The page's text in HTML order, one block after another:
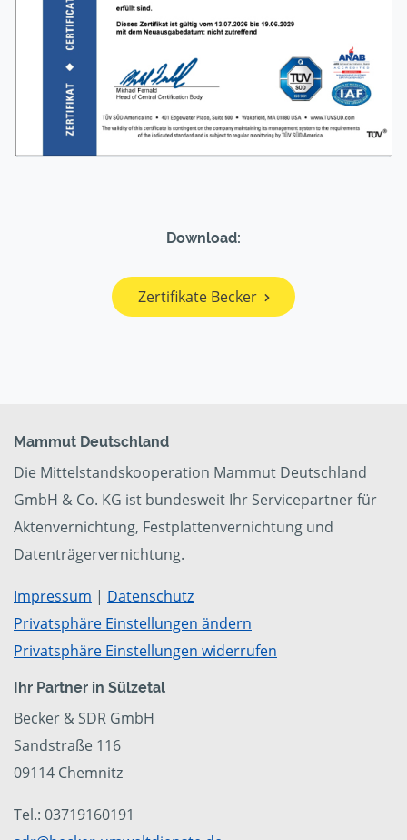
Download:
Zertifikate Becker
Mammut Deutschland
Die Mittelstandskooperation Mammut Deutschland
GmbH & Co. KG ist bundesweit Ihr Servicepartner für
Aktenvernichtung, Festplattenvernichtung und
Datenträgervernichtung.
Impressum | Datenschutz
Privatsphäre Einstellungen ändern
Privatsphäre Einstellungen widerrufen
Ihr Partner in Sülzetal
Becker & SDR GmbH
Sandstraße 116
09114 Chemnitz
Tel.: 03719160191